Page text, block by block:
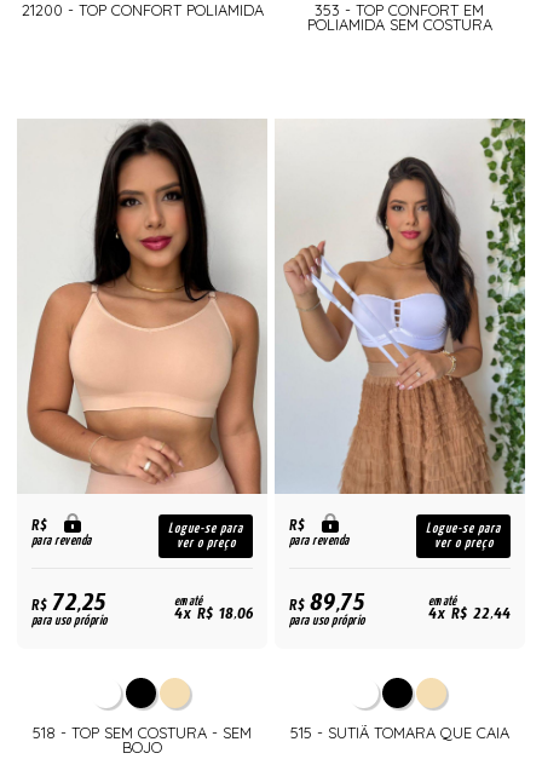
21200 - TOP CONFORT POLIAMIDA 353 - TOP CONFORT EM
POLIAMIDA SEM COSTURA
R$
para revenda
Logue-se para
ver o preço
R$72,25
para uso próprio
em até
4x R$ 18,06
518 - TOP SEM COSTURA - SEM
BOJO
R$
para revenda
Logue-se para
ver o preço
R$89,75
para uso próprio
em até
4x R$ 22,44
515 - SUTIÃ TOMARA QUE CAIA